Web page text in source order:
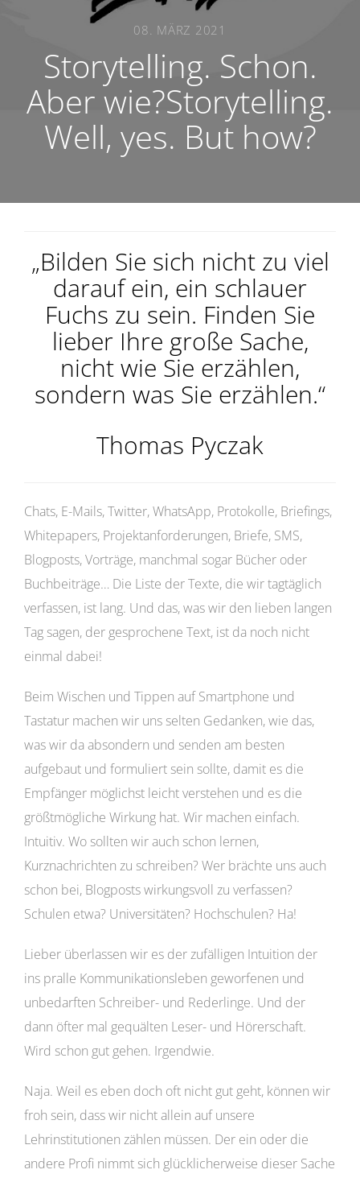
08. MÄRZ 2021
Storytelling. Schon.
Aber wie?Storytelling.
Well, yes. But how?
„Bilden Sie sich nicht zu viel
darauf ein, ein schlauer
Fuchs zu sein. Finden Sie
lieber Ihre große Sache,
nicht wie Sie erzählen,
sondern was Sie erzählen.“
Thomas Pyczak
Chats, E-Mails, Twitter, WhatsApp, Protokolle, Briefings,
Whitepapers, Projektanforderungen, Briefe, SMS,
Blogposts, Vorträge, manchmal sogar Bücher oder
Buchbeiträge… Die Liste der Texte, die wir tagtäglich
verfassen, ist lang. Und das, was wir den lieben langen
Tag sagen, der gesprochene Text, ist da noch nicht
einmal dabei!
Beim Wischen und Tippen auf Smartphone und
Tastatur machen wir uns selten Gedanken, wie das,
was wir da absondern und senden am besten
aufgebaut und formuliert sein sollte, damit es die
Empfänger möglichst leicht verstehen und es die
größtmögliche Wirkung hat. Wir machen einfach.
Intuitiv. Wo sollten wir auch schon lernen,
Kurznachrichten zu schreiben? Wer brächte uns auch
schon bei, Blogposts wirkungsvoll zu verfassen?
Schulen etwa? Universitäten? Hochschulen? Ha!
Lieber überlassen wir es der zufälligen Intuition der
ins pralle Kommunikationsleben geworfenen und
unbedarften Schreiber- und Rederlinge. Und der
dann öfter mal gequälten Leser- und Hörerschaft.
Wird schon gut gehen. Irgendwie.
Naja. Weil es eben doch oft nicht gut geht, können wir
froh sein, dass wir nicht allein auf unsere
Lehrinstitutionen zählen müssen. Der ein oder die
andere Profi nimmt sich glücklicherweise dieser Sache